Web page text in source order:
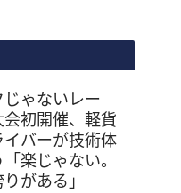
じゃないレー
会初開催、軽貨
バーが技術体
楽じゃない。
りがある」